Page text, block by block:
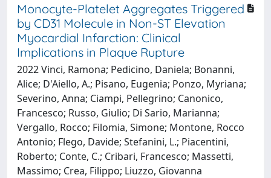
Monocyte-Platelet Aggregates Triggered
by CD31 Molecule in Non-ST Elevation
Myocardial Infarction: Clinical
Implications in Plaque Rupture
2022 Vinci, Ramona; Pedicino, Daniela; Bonanni,
Alice; D'Aiello, A.; Pisano, Eugenia; Ponzo, Myriana;
Severino, Anna; Ciampi, Pellegrino; Canonico,
Francesco; Russo, Giulio; Di Sario, Marianna;
Vergallo, Rocco; Filomia, Simone; Montone, Rocco
Antonio; Flego, Davide; Stefanini, L.; Piacentini,
Roberto; Conte, C.; Cribari, Francesco; Massetti,
Massimo; Crea, Filippo; Liuzzo, Giovanna